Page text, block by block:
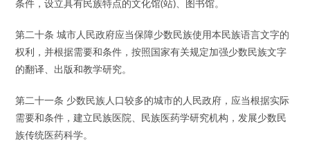
条件，设立具有民族特点的文化馆(站)、图书馆。
第二十条 城市人民政府应当保障少数民族使用本民族语言文字的
权利，并根据需要和条件，按照国家有关规定加强少数民族文字
的翻译、出版和教学研究。
第二十一条 少数民族人口较多的城市的人民政府，应当根据实际
需要和条件，建立民族医院、民族医药学研究机构，发展少数民
族传统医药科学。